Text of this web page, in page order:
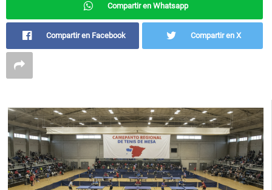
Compartir en Whatsapp
Compartir en Facebook Compartir en X